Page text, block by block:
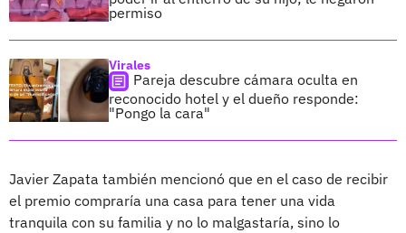
permiso
Virales
Pareja descubre cámara oculta en
reconocido hotel y el dueño responde:
"Pongo la cara"
Javier Zapata también mencionó que en el caso de recibir
el premio compraría una casa para tener una vida
tranquila con su familia y no lo malgastaría, sino lo